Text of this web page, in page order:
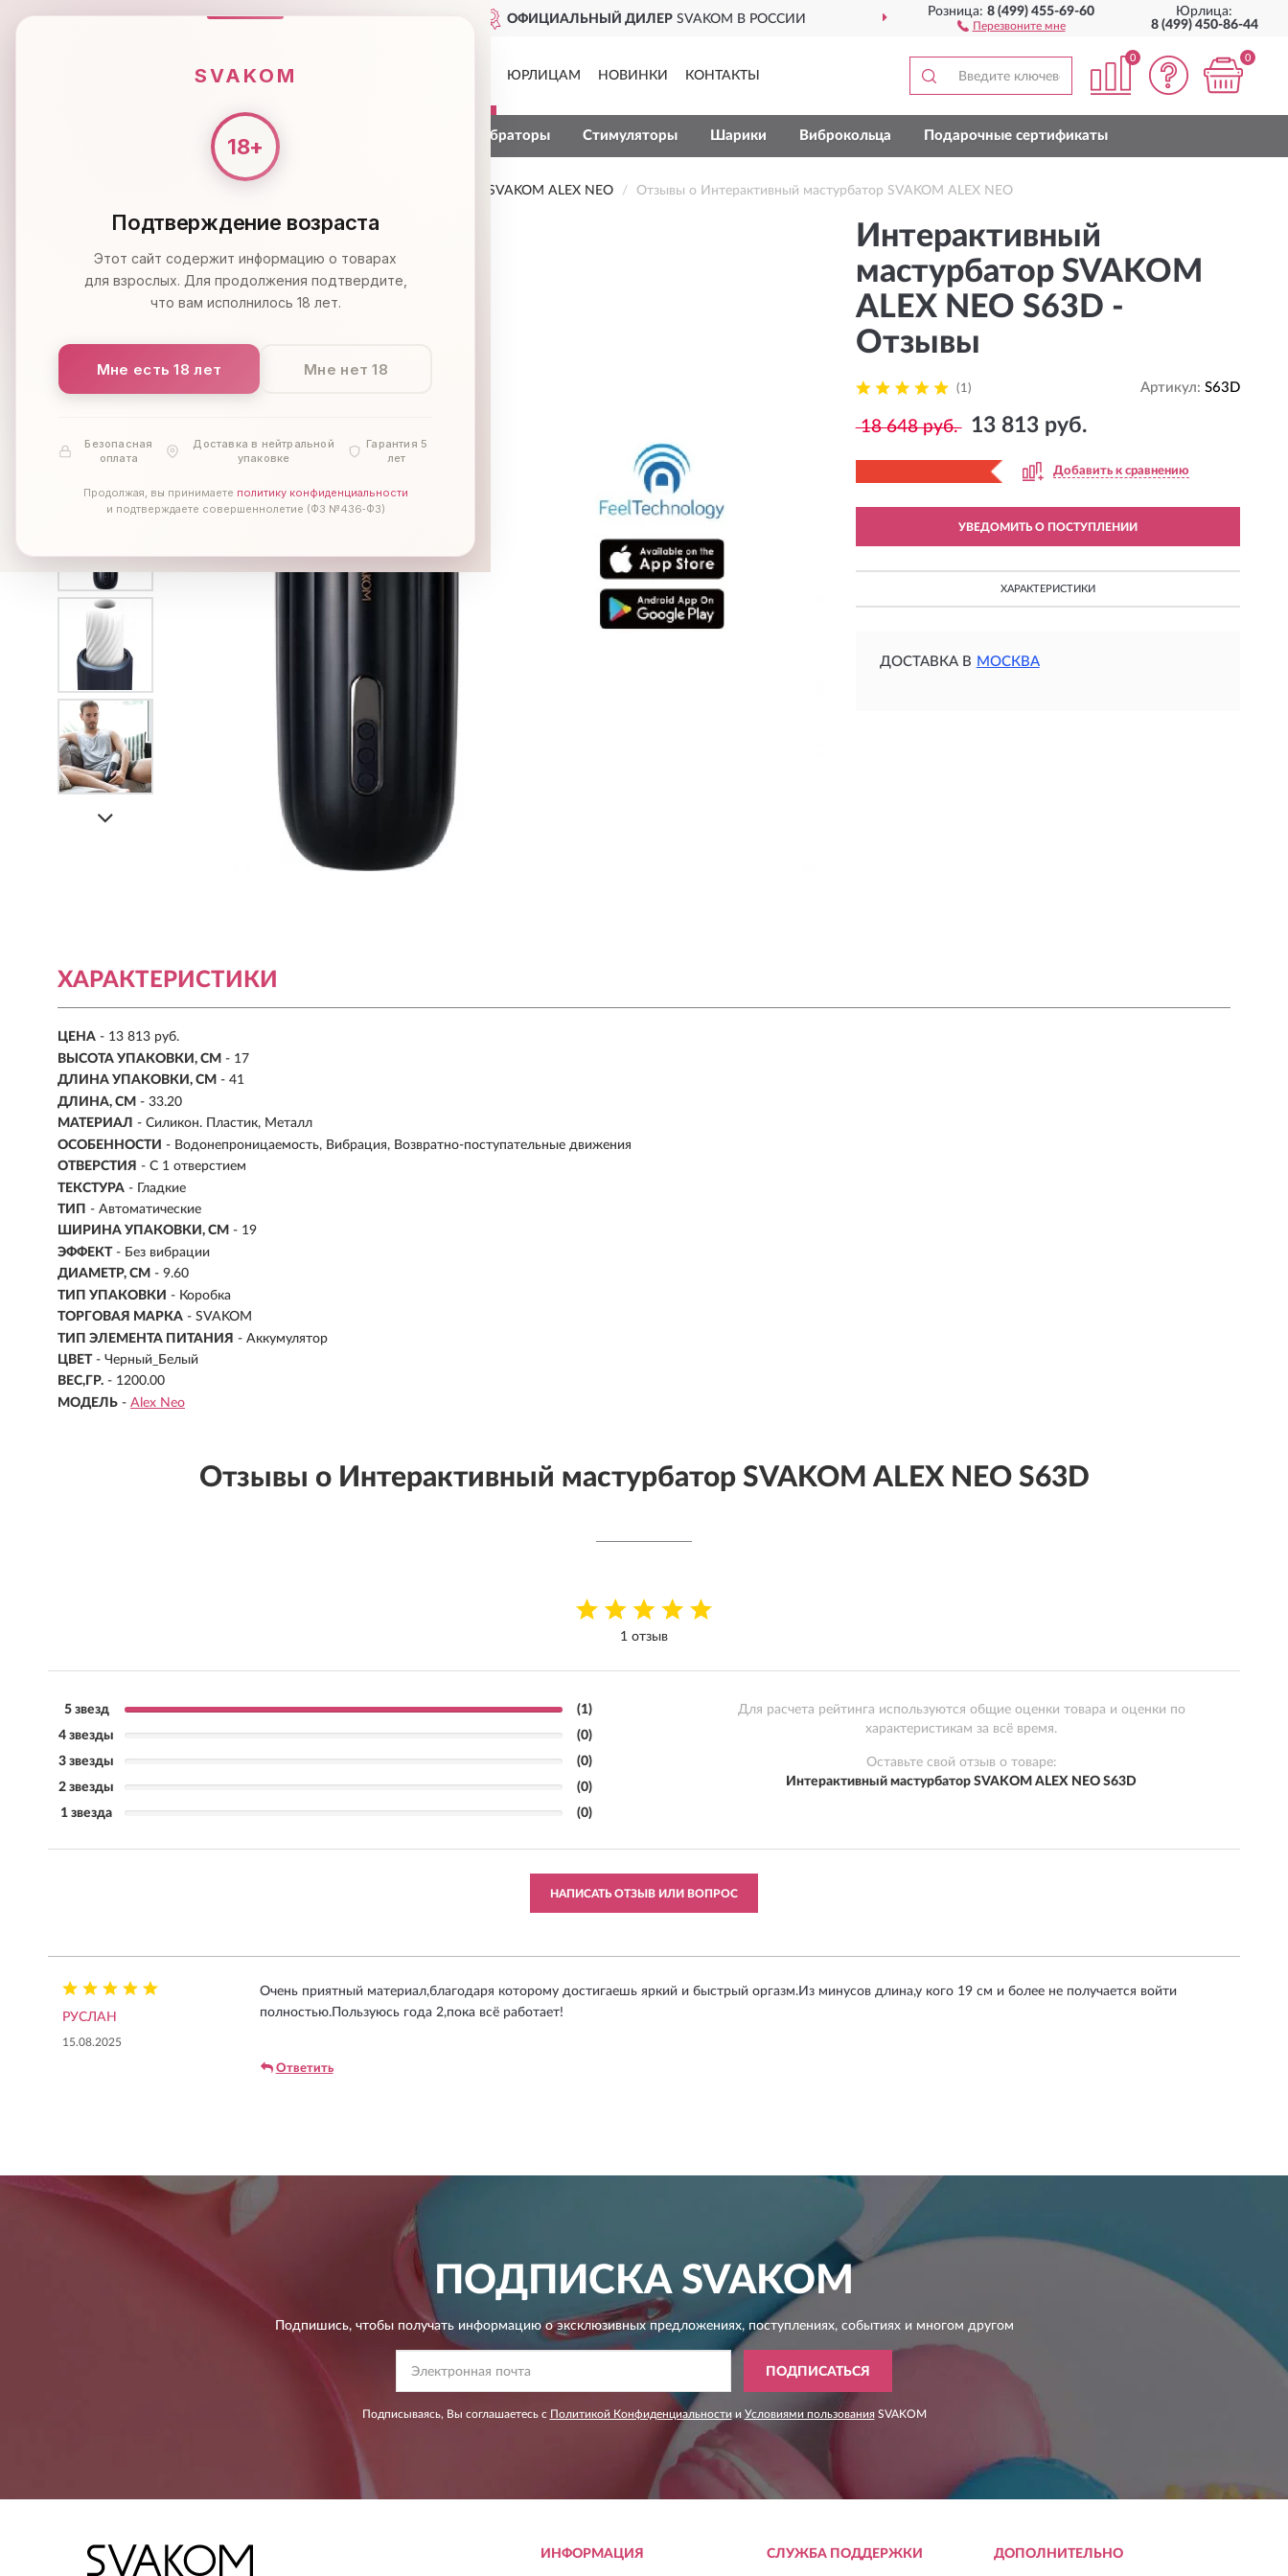
SVAKOM
Подтверждение возраста
Этот сайт содержит информацию о товарах
для взрослых. Для продолжения подтвердите,
что вам исполнилось 18 лет.
Мне есть 18 лет Мне нет 18
Безопасная
оплата
Доставка в нейтральной
упаковке
Гарантия 5
лет
Продолжая, вы принимаете политику конфиденциальности
и подтверждаете совершеннолетие (ФЗ №436‑ФЗ)
ПН-ВС 9:00-21:00 МОСКВА ОФИЦИАЛЬНЫЙ ДИЛЕРSVAKOM В РОССИИ ДОСТАВИМ ПО ВСЕЙ РОССИИ
Розница:8 (499) 455-69-60
Перезвоните мне
Юрлица:
8 (499) 450-86-44
ЮРЛИЦАМ НОВИНКИ КОНТАКТЫ
0 0
🔥 Распродажа 🔥 Вибраторы Стимуляторы Шарики Виброкольца Подарочные сертификаты
ИНТЕРАКТИВНЫЙ МАСТУРБАТОР SVAKOM ALEX NEO Отзывы о Интерактивный мастурбатор SVAKOM ALEX NEO
Интерактивный
мастурбатор SVAKOM
ALEX NEO S63D -
Отзывы
(1) Артикул: S63D
18 648 руб. 13 813 руб.
Добавить к сравнению
УВЕДОМИТЬ О ПОСТУПЛЕНИИ
ХАРАКТЕРИСТИКИ
ДОСТАВКА В МОСКВА
ХАРАКТЕРИСТИКИ
ЦЕНА - 13 813 руб.
ВЫСОТА УПАКОВКИ, СМ - 17
ДЛИНА УПАКОВКИ, СМ - 41
ДЛИНА, СМ - 33.20
МАТЕРИАЛ - Силикон. Пластик, Металл
ОСОБЕННОСТИ - Водонепроницаемость, Вибрация, Возвратно-поступательные движения
ОТВЕРСТИЯ - С 1 отверстием
ТЕКСТУРА - Гладкие
ТИП - Автоматические
ШИРИНА УПАКОВКИ, СМ - 19
ЭФФЕКТ - Без вибрации
ДИАМЕТР, СМ - 9.60
ТИП УПАКОВКИ - Коробка
ТОРГОВАЯ МАРКА - SVAKOM
ТИП ЭЛЕМЕНТА ПИТАНИЯ - Аккумулятор
ЦВЕТ - Черный_Белый
ВЕС,ГР. - 1200.00
МОДЕЛЬ - Alex Neo
Отзывы о Интерактивный мастурбатор SVAKOM ALEX NEO S63D
1 отзыв
5 звезд
(1)
4 звезды
(0)
3 звезды
(0)
2 звезды
(0)
1 звезда
(0)
Для расчета рейтинга используются общие оценки товара и оценки по
характеристикам за всё время.
Оставьте свой отзыв о товаре:
Интерактивный мастурбатор SVAKOM ALEX NEO S63D
НАПИСАТЬ ОТЗЫВ ИЛИ ВОПРОС
РУСЛАН
15.08.2025
Очень приятный материал,благодаря которому достигаешь яркий и быстрый оргазм.Из минусов длина,у кого 19 см и более не получается войти
полностью.Пользуюсь года 2,пока всё работает!
Ответить
ПОДПИСКАSVAKOM
Подпишись, чтобы получать информацию о эксклюзивных предложениях,поступлениях, событиях и многом другом
ПОДПИСАТЬСЯ
Подписываясь, Вы соглашаетесь с Политикой Конфиденциальности и Условиями пользованияSVAKOM
ИНФОРМАЦИЯ СЛУЖБА ПОДДЕРЖКИ ДОПОЛНИТЕЛЬНО